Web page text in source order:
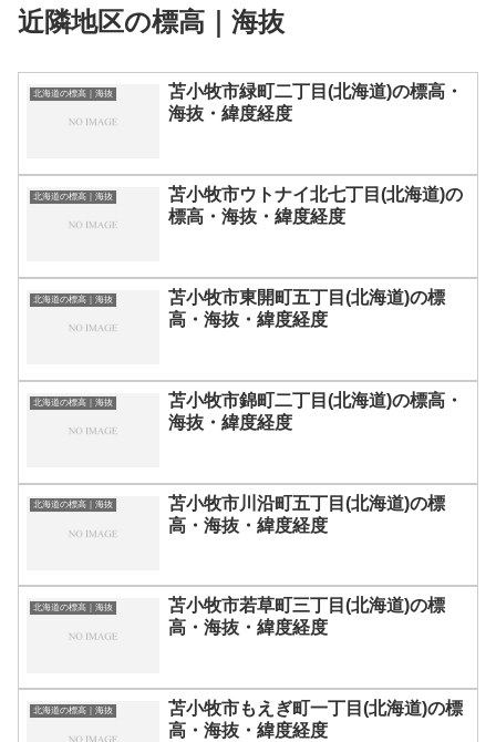
近隣地区の標高｜海抜
北海道の標高｜海抜
苫小牧市緑町二丁目(北海道)の標高・
海抜・緯度経度
北海道の標高｜海抜
苫小牧市ウトナイ北七丁目(北海道)の
標高・海抜・緯度経度
北海道の標高｜海抜
苫小牧市東開町五丁目(北海道)の標
高・海抜・緯度経度
北海道の標高｜海抜
苫小牧市錦町二丁目(北海道)の標高・
海抜・緯度経度
北海道の標高｜海抜
苫小牧市川沿町五丁目(北海道)の標
高・海抜・緯度経度
北海道の標高｜海抜
苫小牧市若草町三丁目(北海道)の標
高・海抜・緯度経度
北海道の標高｜海抜
苫小牧市もえぎ町一丁目(北海道)の標
高・海抜・緯度経度